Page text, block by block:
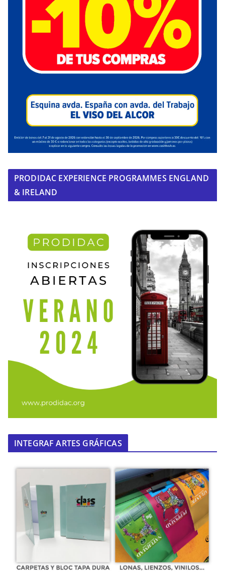
PRODIDAC EXPERIENCE PROGRAMMES ENGLAND
& IRELAND
INTEGRAF ARTES GRÁFICAS